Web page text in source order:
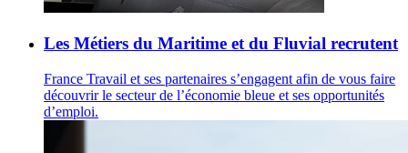
Les Métiers du Maritime et du Fluvial recrutent
France Travail et ses partenaires s’engagent afin de vous faire
découvrir le secteur de l’économie bleue et ses opportunités
d’emploi.